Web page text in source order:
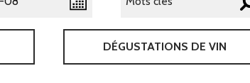
DÉGUSTATIONS DE VIN